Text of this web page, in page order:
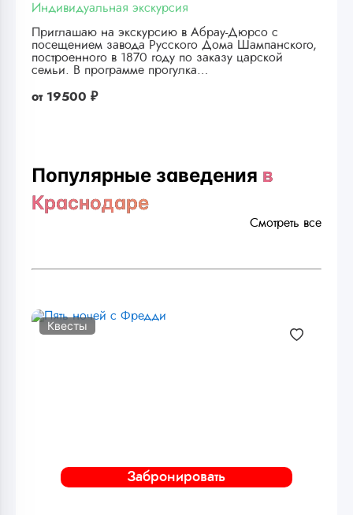
Индивидуальная экскурсия
Приглашаю на экскурсию в Абрау-Дюрсо с
посещением завода Русского Дома Шампанского,
построенного в 1870 году по заказу царской
семьи. В программе прогулка…
от 19500 ₽
Популярные заведения в
Краснодаре
Смотреть все
Забронировать
Квесты